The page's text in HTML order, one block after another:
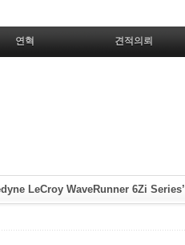
연혁 견적의뢰
LeCroy WaveRunner 6Zi Series’